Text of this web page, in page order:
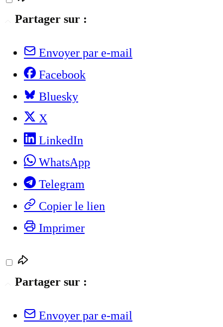
Partager sur :
Envoyer par e-mail
Facebook
Bluesky
X
LinkedIn
WhatsApp
Telegram
Copier le lien
Imprimer
Partager sur :
Envoyer par e-mail